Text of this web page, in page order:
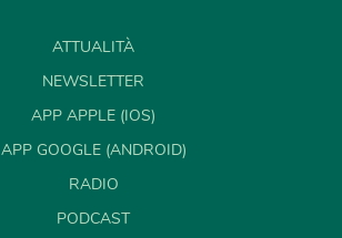
ATTUALITÀ
NEWSLETTER
APP APPLE (IOS)
APP GOOGLE (ANDROID)
RADIO
PODCAST